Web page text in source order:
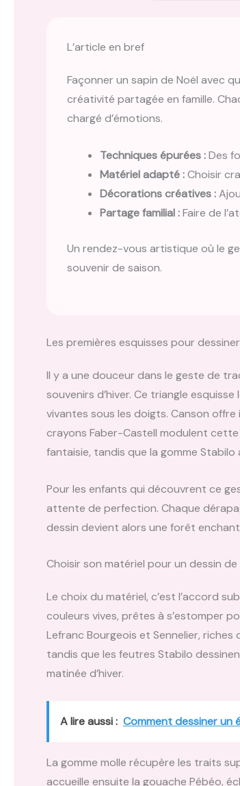
L’article en bref
Façonner un sapin de Noël avec
créativité partagée en famille.
chargé d’émotions.
Techniques épurées :Des
Matériel adapté :Choisir
Décorations créatives :
Partage familial :Faire de
Un rendez-vous artistique où le
souvenir de saison.
Les premières esquisses pour
Il y a une douceur dans le geste de
souvenirs d’hiver. Ce triangle
vivantes sous les doigts. Canson
crayons Faber-Castell modulent
fantaisie, tandis que la gomme
Pour les enfants qui découvrent ce
attente de perfection. Chaque
dessin devient alors une forêt
Choisir son matériel pour un dessin
Le choix du matériel, c’est l’accord
couleurs vives, prêtes à s’estomper
Lefranc Bourgeois et Sennelier,
tandis que les feutres Stabilo
matinée d’hiver.
A lire aussi : Comment dessiner un
La gomme molle récupère les traits
accueille ensuite la gouache Pébéo,